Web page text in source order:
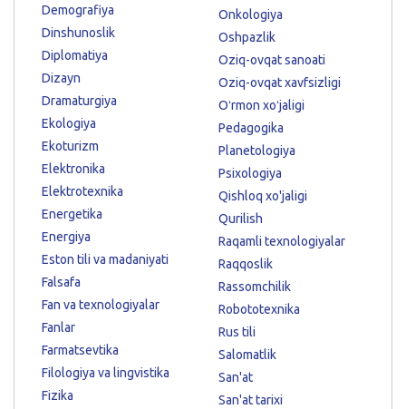
Demografiya
Dinshunoslik
Diplomatiya
Dizayn
Dramaturgiya
Ekologiya
Ekoturizm
Elektronika
Elektrotexnika
Energetika
Energiya
Eston tili va madaniyati
Falsafa
Fan va texnologiyalar
Fanlar
Farmatsevtika
Filologiya va lingvistika
Fizika
Onkologiya
Oshpazlik
Oziq-ovqat sanoati
Oziq-ovqat xavfsizligi
Oʻrmon xoʻjaligi
Pedagogika
Planetologiya
Psixologiya
Qishloq xo'jaligi
Qurilish
Raqamli texnologiyalar
Raqqoslik
Rassomchilik
Robototexnika
Rus tili
Salomatlik
San'at
San'at tarixi